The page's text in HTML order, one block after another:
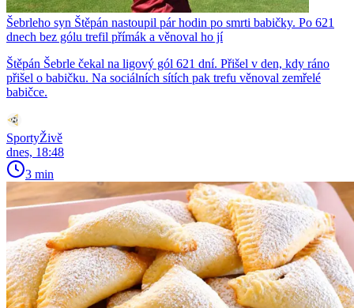
Šebrleho syn Štěpán nastoupil pár hodin po smrti babičky. Po 621
dnech bez gólu trefil přímák a věnoval ho jí
Štěpán Šebrle čekal na ligový gól 621 dní. Přišel v den, kdy ráno
přišel o babičku. Na sociálních sítích pak trefu věnoval zemřelé
babičce.
SportyŽivě
dnes, 18:48
3 min